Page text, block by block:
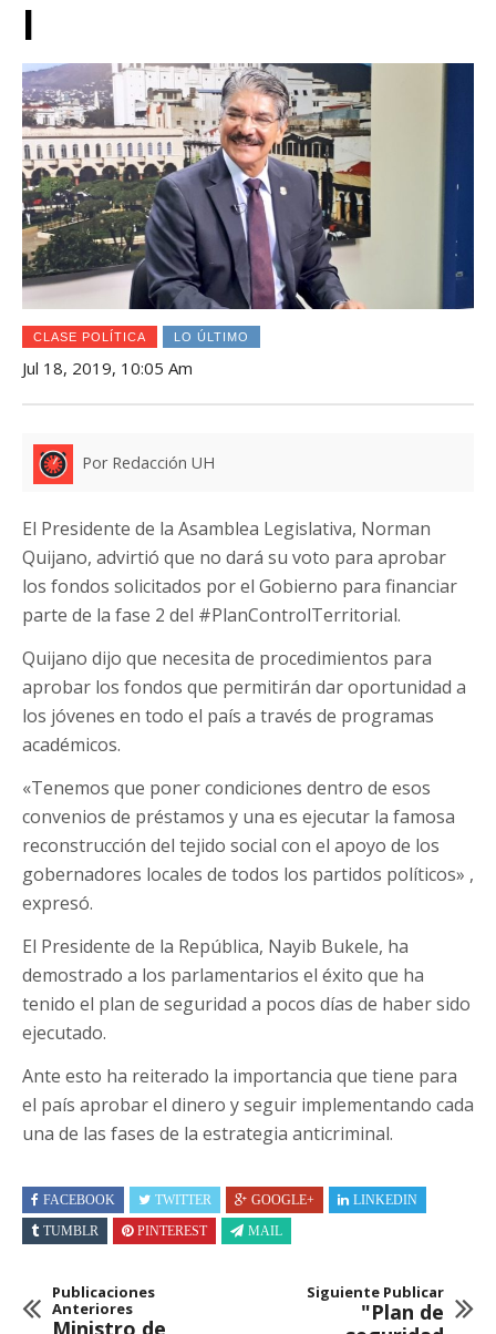
l
CLASE POLÍTICA LO ÚLTIMO
Jul 18, 2019, 10:05 Am
Por Redacción UH
El Presidente de la Asamblea Legislativa, Norman
Quijano, advirtió que no dará su voto para aprobar
los fondos solicitados por el Gobierno para financiar
parte de la fase 2 del #PlanControlTerritorial.
Quijano dijo que necesita de procedimientos para
aprobar los fondos que permitirán dar oportunidad a
los jóvenes en todo el país a través de programas
académicos.
«Tenemos que poner condiciones dentro de esos
convenios de préstamos y una es ejecutar la famosa
reconstrucción del tejido social con el apoyo de los
gobernadores locales de todos los partidos políticos» ,
expresó.
El Presidente de la República, Nayib Bukele, ha
demostrado a los parlamentarios el éxito que ha
tenido el plan de seguridad a pocos días de haber sido
ejecutado.
Ante esto ha reiterado la importancia que tiene para
el país aprobar el dinero y seguir implementando cada
una de las fases de la estrategia anticriminal.
FACEBOOK TWITTER GOOGLE+
LINKEDIN
TUMBLR
PINTEREST MAIL
Publicaciones
Anteriores
Ministro de
Siguiente Publicar
"Plan de